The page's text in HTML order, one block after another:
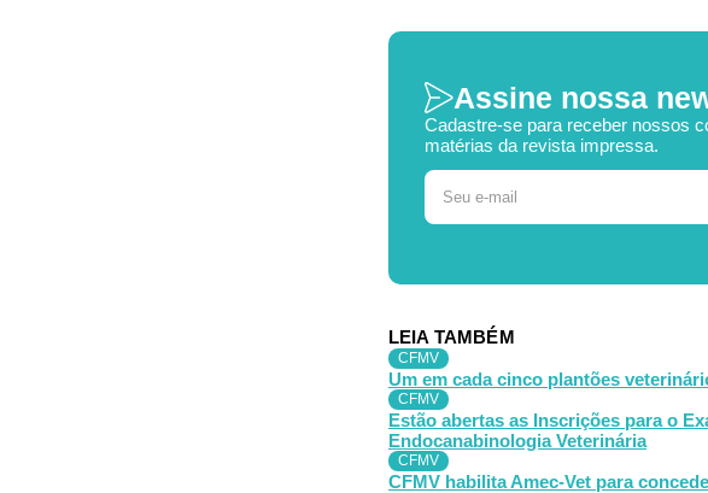
Assine nossa
Cadastre-se para receber nossos
matérias da revista impressa.
LEIA TAMBÉM
CFMV
Um em cada cinco plantões
CFMV
Estão abertas as Inscrições para o
Endocanabinologia Veterinária
CFMV
CFMV habilita Amec-Vet para